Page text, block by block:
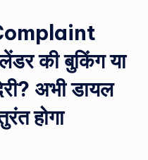
की बुकिंग या
अभी डायल
होगा